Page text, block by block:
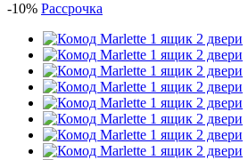
-10% Рассрочка